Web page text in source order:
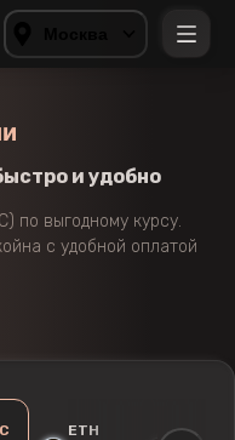
и удобно
по выгодному курсу.
с удобной оплатой
ETH LTC